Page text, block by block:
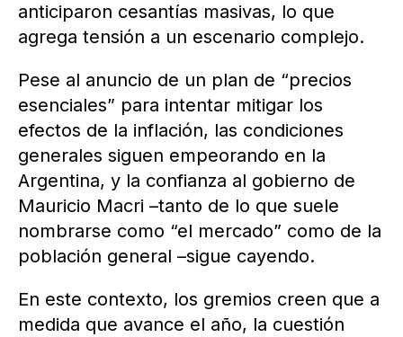
anticiparon cesantías masivas, lo que
agrega tensión a un escenario complejo.
Pese al anuncio de un plan de “precios
esenciales” para intentar mitigar los
efectos de la inflación, las condiciones
generales siguen empeorando en la
Argentina, y la confianza al gobierno de
Mauricio Macri –tanto de lo que suele
nombrarse como “el mercado” como de la
población general –sigue cayendo.
En este contexto, los gremios creen que a
medida que avance el año, la cuestión